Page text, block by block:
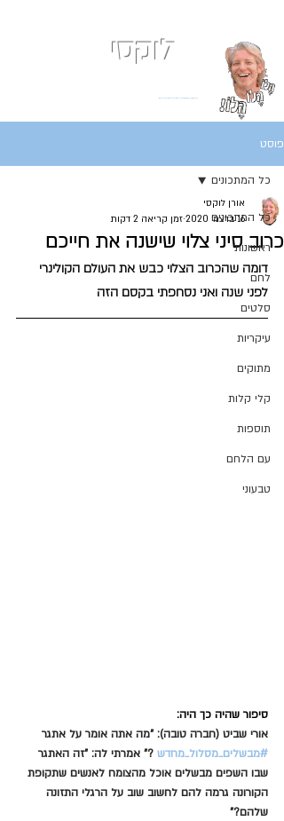
לוקסי
בלוג המתכונים של השף אורן לוקסנבורג לוקסי אנזל ולוקסי
פוסט
כל המתכונים
ראשונות
לחם
סלטים
עיקריות
מתוקים
קלי קלות
תוספות
עם הלחם
טבעוני
כל המתכונים
כרוב סיני צלוי שישנה את חייכם
אורן לוקסי
16 בדצמ׳ 2020
זמן קריאה 2 דקות
דומה שהכרוב הצלוי כבש את העולם הקולינרי
לפני שנה ואני נסחפתי בקסם הזה
סיפור שהיה כך היה:
אורי שביט (חברה טובה): "מה אתה אומר על אתגר
#מבשלים_מסלול_מחדש ?" אמרתי לה: "זה האתגר
שבו השפים מבשלים אוכל מהצומח לאנשים שתקופת
הקורונה גרמה להם לחשוב שוב על הרגלי התזונה
שלהם?"